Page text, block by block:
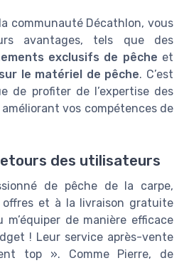
communauté Décathlon, vous
avantages, tels que des
exclusifs de pêche et
le matériel de pêche. C’est
de profiter de l’expertise des
vos compétences de
des utilisateurs
de pêche de la carpe,
et à la livraison gratuite
m’équiper de manière efficace
! Leur service après-vente
top ». Comme Pierre, de